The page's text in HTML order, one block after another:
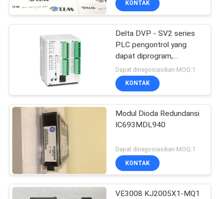
KONTAK
Delta DVP - SV2 series
PLC pengontrol yang
dapat diprogram,
Pengontrol Logika
DVP28SV
Dapat dinegosiasikan MOQ:1
KONTAK
Modul Dioda Redundansi
IC693MDL940
Dapat dinegosiasikan MOQ:1
KONTAK
VE3008 KJ2005X1-MQ1